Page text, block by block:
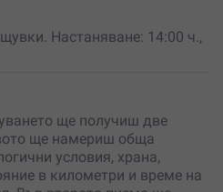
само за себе си. Това не е
със света, скрит в
за себе си и
свои близки!
Настаняване: 14:00 ч.,
ще получиш две
ще намериш обща
условия, храна,
в километри и време на